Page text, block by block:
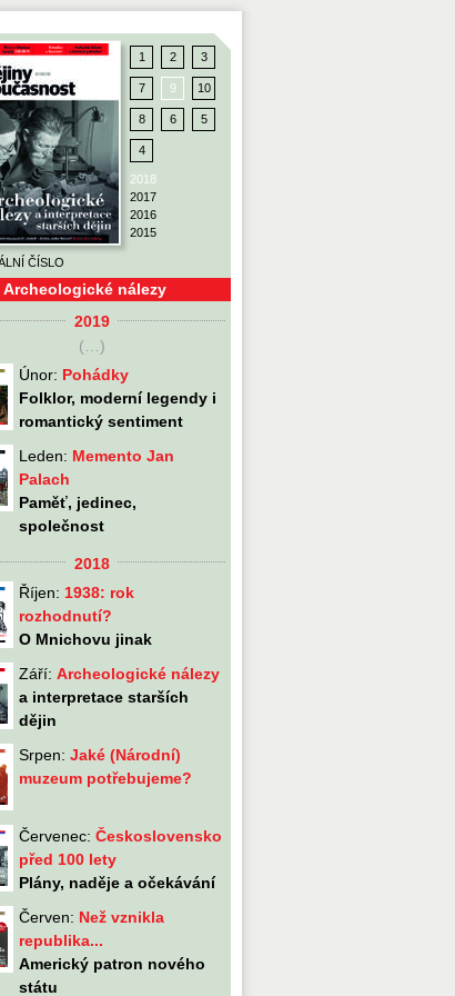
Archeologické nálezy
ČÍSLO
1 2 3
7 9 10
8 6 5
4
2018
2017
2016
2015
ČÍSLO
1 2 3
7 9 10
8 6 5
4
2018
2017
2016
2015
2019
(…)
Únor: Pohádky
Folklor, moderní legendy i
romantický sentiment
Leden: Memento Jan
Palach
Paměť, jedinec,
společnost
2018
Říjen: 1938: rok
rozhodnutí?
O Mnichovu jinak
Září: Archeologické nálezy
a interpretace starších
dějin
Srpen: Jaké (Národní)
muzeum potřebujeme?
Červenec: Československo
před 100 lety
Plány, naděje a očekávání
Červen: Než vznikla
republika...
Americký patron nového
státu